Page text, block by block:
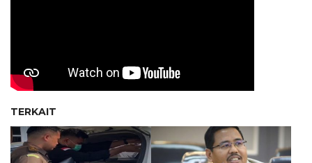
TERKAIT